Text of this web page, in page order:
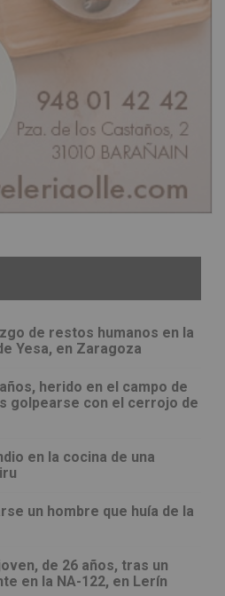
de restos humanos en la
Yesa, en Zaragoza
herido en el campo de
golpearse con el cerrojo de
en la cocina de una
un hombre que huía de la
de 26 años, tras un
en la NA-122, en Lerín